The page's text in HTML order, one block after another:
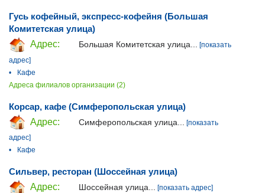
Гусь кофейный, экспресс-кофейня (Большая
Комитетская улица)
Адрес:
Большая Комитетская улица...
[показать
адрес]
•
Кафе
Адреса филиалов организации (2)
Корсар, кафе (Симферопольская улица)
Адрес:
Симферопольская улица...
[показать
адрес]
•
Кафе
Сильвер, ресторан (Шоссейная улица)
Адрес:
Шоссейная улица... [показать адрес]